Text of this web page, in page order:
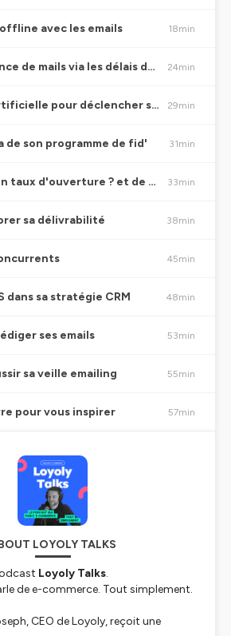
avec les emails 18min
Trouver sa cadence de mails via les délais de réachat 24min
L'intelligence artificielle pour déclencher ses flows ? 29min
de son programme de fid' 31min
C'est quoi un bon taux d'ouverture ? et de clic ? 33min
sa délivrabilité 38min
45min
dans sa stratégie CRM 48min
ses emails 53min
sa veille emailing 55min
pour vous inspirer 57min
LOYOLY TALKS
Loyoly Talks.
de e-commerce. Tout simplement.
CEO de Loyoly, reçoit une